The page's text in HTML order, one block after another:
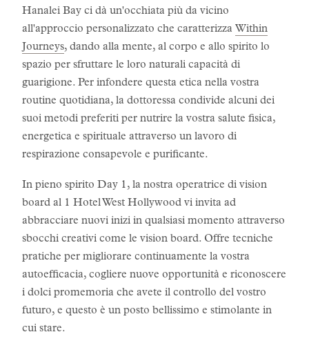
Hanalei Bay ci dà un'occhiata più da vicino
all'approccio personalizzato che caratterizza Within
Journeys, dando alla mente, al corpo e allo spirito lo
spazio per sfruttare le loro naturali capacità di
guarigione. Per infondere questa etica nella vostra
routine quotidiana, la dottoressa condivide alcuni dei
suoi metodi preferiti per nutrire la vostra salute fisica,
energetica e spirituale attraverso un lavoro di
respirazione consapevole e purificante.
In pieno spirito Day 1, la nostra operatrice di vision
board al 1 Hotel West Hollywood vi invita ad
abbracciare nuovi inizi in qualsiasi momento attraverso
sbocchi creativi come le vision board. Offre tecniche
pratiche per migliorare continuamente la vostra
autoefficacia, cogliere nuove opportunità e riconoscere
i dolci promemoria che avete il controllo del vostro
futuro, e questo è un posto bellissimo e stimolante in
cui stare.